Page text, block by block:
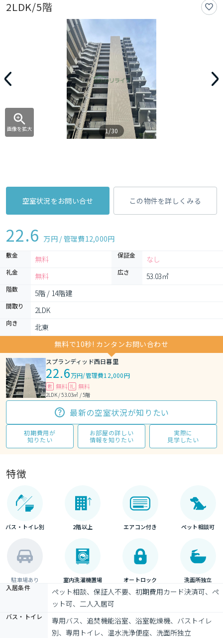
2LDK/5階
画像を拡大 1/30
空室状況をお問い合せ この物件を詳しくみる
22.6 万円 / 管理費12,000円
敷金 無料 保証金 なし
礼金 無料 広さ 53.03㎡
階数 5階 / 14階建
間取り 2LDK
向き
北東
無料で10秒! カンタンお問い合わせ
スプランディッド西日暮里
22.6万円/管理費12,000円
敷 無料 礼 無料
2LDK / 53.03㎡ / 5階
最新の空室状況が知りたい
初期費用が
知りたい
お部屋の詳しい
情報を知りたい
実際に
見学したい
特徴
バス・トイレ別 2階以上 エアコン付き ペット相談可
駐車場あり 室内洗濯機置場 オートロック 洗面所独立
入居条件
ペット相談、保証人不要、初期費用カード決済可、ペ
ット可、二人入居可
バス・トイレ
専用バス、追焚機能浴室、浴室乾燥機、バストイレ
別、専用トイレ、温水洗浄便座、洗面所独立